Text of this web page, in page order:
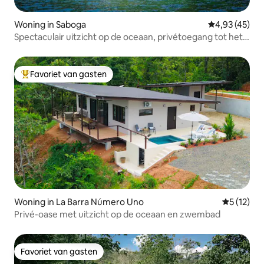
Woning in Saboga Gemiddelde
4,93 (45)
Spectaculair uitzicht op de oceaan, privétoegang tot het
Topfavoriet van gasten
Favoriet van gasten
Woning in La Barra Número Uno
5 (12)
Privé-oase met uitzicht op de oceaan en zwembad
Favoriet van gasten
Favoriet van gasten